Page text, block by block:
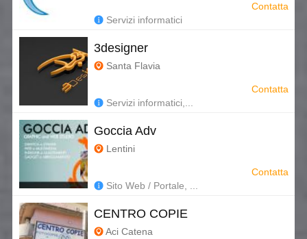
Servizi informatici
Contatta
3designer
Santa Flavia
Servizi informatici,...
Contatta
Goccia Adv
Lentini
Sito Web / Portale, ...
Contatta
CENTRO COPIE
Aci Catena